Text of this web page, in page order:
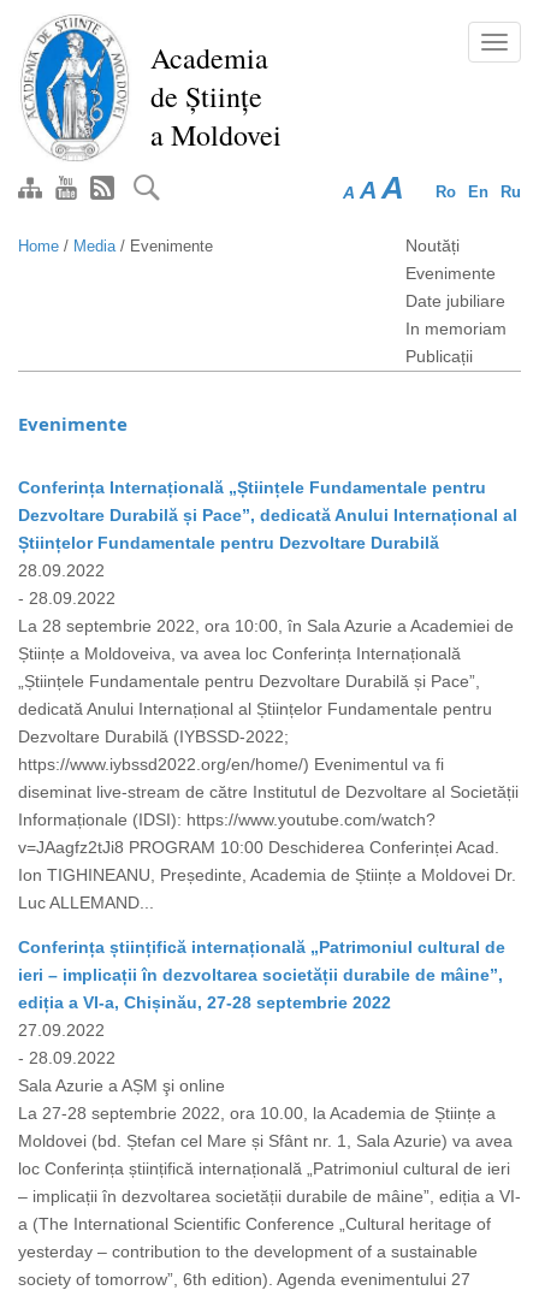
main
content
Academia
de Științe
a Moldovei
Ro En Ru
A A A
Home / Media/ Evenimente
Noutăți
Evenimente
Date jubiliare
In memoriam
Publicații
Evenimente
Conferința Internațională „Științele Fundamentale pentru
Dezvoltare Durabilă și Pace”, dedicată Anului Internațional al
Științelor Fundamentale pentru Dezvoltare Durabilă
28.09.2022
- 28.09.2022
La 28 septembrie 2022, ora 10:00, în Sala Azurie a Academiei de
Științe a Moldoveiva, va avea loc Conferința Internațională
„Științele Fundamentale pentru Dezvoltare Durabilă și Pace”,
dedicată Anului Internațional al Științelor Fundamentale pentru
Dezvoltare Durabilă (IYBSSD-2022;
https://www.iybssd2022.org/en/home/) Evenimentul va fi
diseminat live-stream de către Institutul de Dezvoltare al Societății
Informaționale (IDSI): https://www.youtube.com/watch?
v=JAagfz2tJi8 PROGRAM 10:00 Deschiderea Conferinței Acad.
Ion TIGHINEANU, Președinte, Academia de Științe a Moldovei Dr.
Luc ALLEMAND...
Conferința științifică internațională „Patrimoniul cultural de
ieri – implicații în dezvoltarea societății durabile de mâine”,
ediția a VI-a, Chișinău, 27-28 septembrie 2022
27.09.2022
- 28.09.2022
Sala Azurie a AȘM şi online
La 27-28 septembrie 2022, ora 10.00, la Academia de Științe a
Moldovei (bd. Ștefan cel Mare și Sfânt nr. 1, Sala Azurie) va avea
loc Conferința științifică internațională „Patrimoniul cultural de ieri
– implicații în dezvoltarea societății durabile de mâine”, ediția a VI-
a (The International Scientific Conference „Cultural heritage of
yesterday – contribution to the development of a sustainable
society of tomorrow”, 6th edition). Agenda evenimentului 27